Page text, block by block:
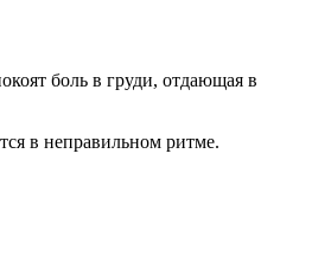
боль в груди, отдающая в
в неправильном ритме.